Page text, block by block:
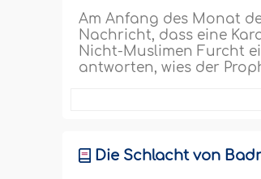
Am Anfang des Monat
Nachricht, dass eine
Nicht-Muslimen Furcht
antworten, wies der
Die Schlacht von Badr